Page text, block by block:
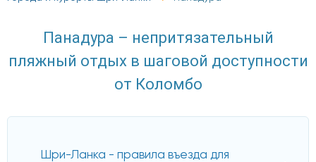
Панадура – непритязательный
пляжный отдых в шаговой доступности
от Коломбо
Шри-Ланка - правила въезда для